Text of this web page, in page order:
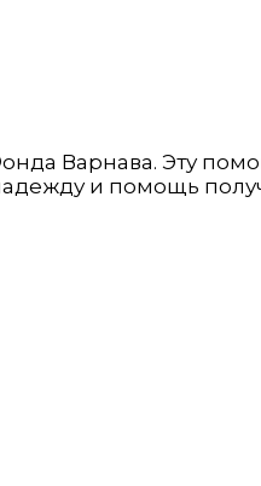
Варнава. Эту
и помощь